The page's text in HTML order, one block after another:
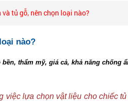
tủ gỗ, nên chọn loại nào?
nào?
thẩm mỹ, giá cả, khả năng
lựa chọn vật liệu cho chiếc